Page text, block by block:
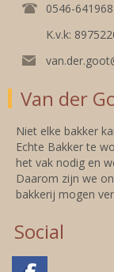
0546-641968
K.v.k:
Van der
Niet elke bakker
Echte Bakker te
het vak nodig en
Daarom zijn we
bakkerij mogen
Social